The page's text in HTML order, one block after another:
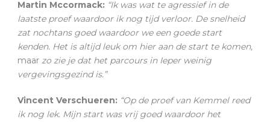
Martin Mccormack: “Ik was wat te agressief in de
laatste proef waardoor ik nog tijd verloor. De snelheid
zat nochtans goed waardoor we een goede start
kenden. Het is altijd leuk om hier aan de start te komen,
maar zo zie je dat het parcours in Ieper weinig
vergevingsgezind is.”
Vincent Verschueren: “Op de proef van Kemmel reed
ik nog lek. Mijn start was vrij goed waardoor het